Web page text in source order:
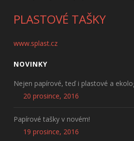
PLASTOVÉ TAŠKY
www.splast.cz
NOVINKY
Nejen papírové, teď i plastové a
20 prosince, 2016
Papírové tašky v novém!
19 prosince, 2016